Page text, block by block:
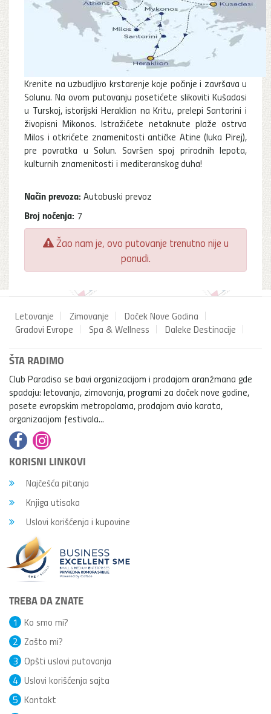
Krenite na uzbudljivo krstarenje koje počinje i završava u
Solunu. Na ovom putovanju posetićete slikoviti Kušadasi
u Turskoj, istorijski Heraklion na Kritu, prelepi Santorini i
živopisni Mikonos. Istražićete netaknute plaže ostrva
Milos i otkrićete znamenitosti antičke Atine (luka Pirej),
pre povratka u Solun. Savršen spoj prirodnih lepota,
kulturnih znamenitosti i mediteranskog duha!
Način prevoza: Autobuski prevoz
Broj noćenja: 7
Žao nam je, ovo putovanje trenutno nije u
ponudi.
Letovanje Zimovanje
Doček Nove Godina
Gradovi Evrope
Spa & Wellness Daleke Destinacije
ŠTA RADIMO
Club Paradiso se bavi organizacijom i prodajom aranžmana gde
spadaju: letovanja, zimovanja, programi za doček nove godine,
posete evropskim metropolama, prodajom avio karata,
organizacijom festivala...
KORISNI LINKOVI
Najčešća pitanja
Knjiga utisaka
Uslovi korišćenja i kupovine
TREBA DA ZNATE
Ko smo mi?
1
Zašto mi?
2
Opšti uslovi putovanja
3
Uslovi korišćenja sajta
4
Kontakt
5